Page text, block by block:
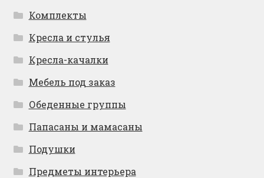
Комплекты
Кресла и стулья
Кресла-качалки
Мебель под заказ
Обеденные группы
Папасаны и мамасаны
Подушки
Предметы интерьера